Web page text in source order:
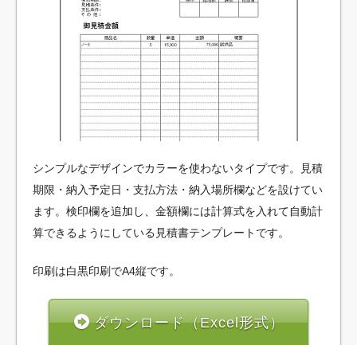
シンプルなデザインでカラーを使わないタイプです。見積
期限・納入予定日・支払方法・納入場所欄などを設けてい
ます。検印欄を追加し、金額欄には計算式を入れて自動計
算できるようにしている見積書テンプレートです。
印刷は白黒印刷でA4縦です。
ダウンロード（Excel形式）